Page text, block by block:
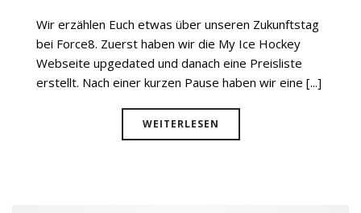
Wir erzählen Euch etwas über unseren Zukunftstag
bei Force8. Zuerst haben wir die My Ice Hockey
Webseite upgedated und danach eine Preisliste
erstellt. Nach einer kurzen Pause haben wir eine [...]
WEITERLESEN